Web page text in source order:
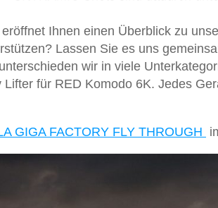
Ihnen einen Überblick zu
Lassen Sie es uns
wir in viele
für RED Komodo 6K. Jedes
GIGA FACTORY FLY THROUGH